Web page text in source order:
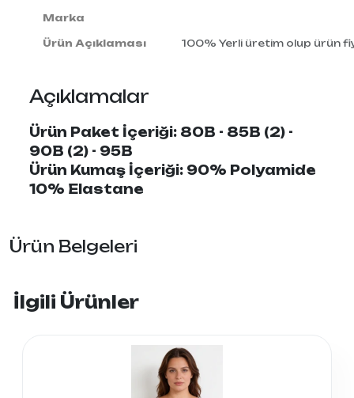
Marka
Ürün Açıklaması 100% Yerli üretim olup ürün
Açıklamalar
Ürün Paket İçeriği: 80B - 85B (2) -
90B (2) - 95B
Ürün Kumaş İçeriği: 90% Polyamide
10% Elastane
Ürün Belgeleri
İlgili Ürünler